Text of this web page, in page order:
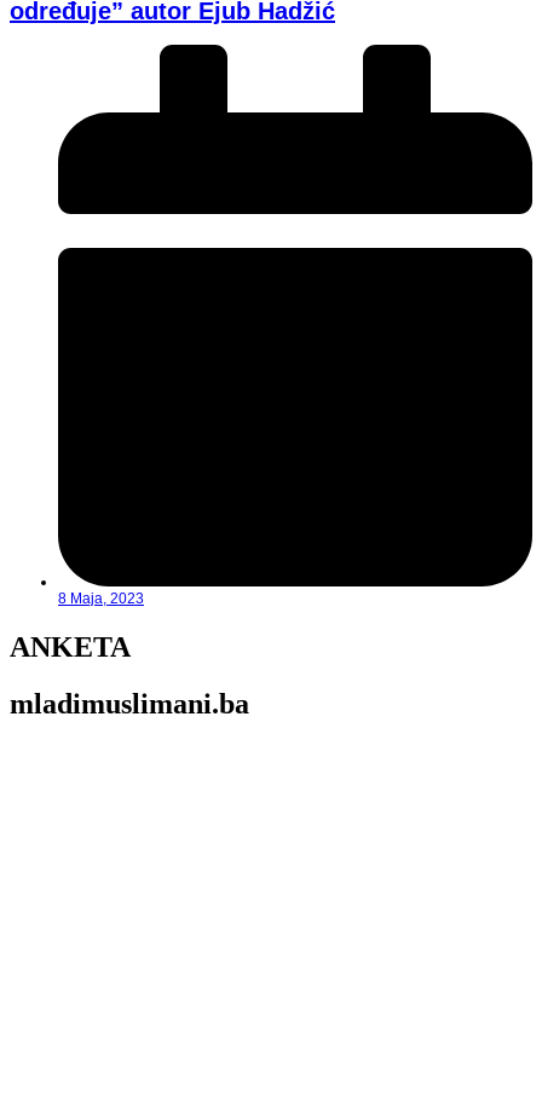
određuje” autor Ejub Hadžić
8 Maja, 2023
ANKETA
mladimuslimani.ba